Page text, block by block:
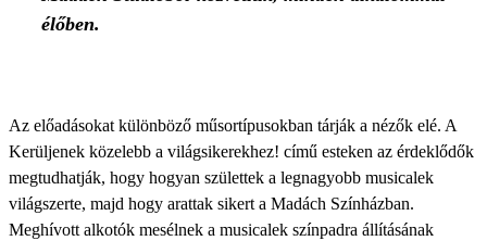
élőben.
Az előadásokat különböző műsortípusokban tárják a nézők elé. A
Kerüljenek közelebb a világsikerekhez! című esteken az érdeklődők
megtudhatják, hogy hogyan születtek a legnagyobb musicalek
világszerte, majd hogy arattak sikert a Madách Színházban.
Meghívott alkotók mesélnek a musicalek színpadra állításának